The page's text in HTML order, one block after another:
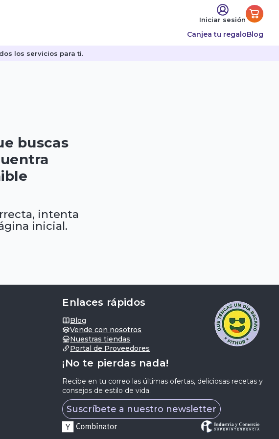
Iniciar sesión
Canjea tu regaloBlog
los servicios para ti.
buscas
intenta
inicial.
Enlaces rápidos
Blog
Vende con nosotros
Nuestras tiendas
Portal de Proveedores
¡No te pierdas nada!
Recibe en tu correo las últimas ofertas, deliciosas recetas y
consejos de estilo de vida.
Suscríbete a nuestro newsletter